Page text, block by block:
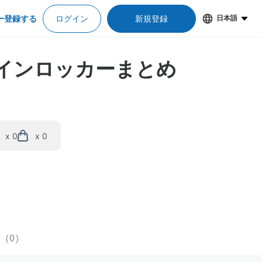
登録する ログイン 新規登録 日本語
ンロッカーまとめ
x 0 x 0
（0）